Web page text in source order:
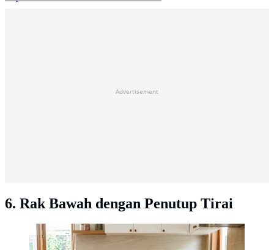
Advertisement
6. Rak Bawah dengan Penutup Tirai